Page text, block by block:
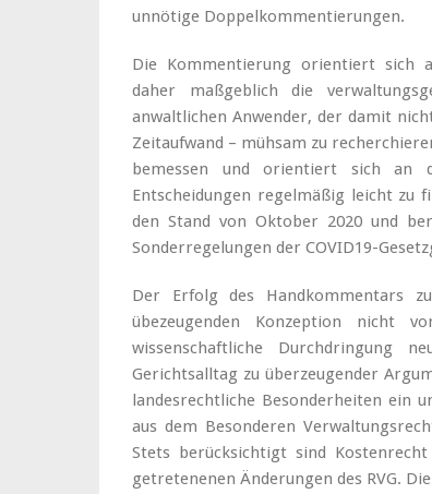
unnötige Doppelkommentierungen.
Die Kommentierung orientiert sich
daher maßgeblich die
anwaltlichen Anwender, der damit
Zeitaufwand – mühsam zu
bemessen und orientiert sich an
Entscheidungen regelmäßig leicht zu
den Stand von Oktober 2020 und
Sonderregelungen der COVID19-
Der Erfolg des Handkommentars
übezeugenden Konzeption nicht
wissenschaftliche Durchdringung
Gerichtsalltag zu überzeugender
landesrechtliche Besonderheiten ein
aus dem Besonderen
Stets berücksichtigt sind
getretenenen Änderungen des RVG.